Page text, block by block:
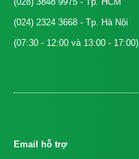
(024) 2324 3668 - Tp. Hà Nội
(07:30 - 12:00 và 13:00 - 17:00)
Email hỗ trợ